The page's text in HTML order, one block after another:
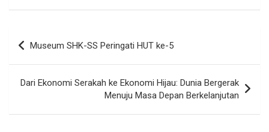
Navigasi
pos
Museum SHK-SS Peringati HUT ke-5
Dari Ekonomi Serakah ke Ekonomi Hijau: Dunia Bergerak
Menuju Masa Depan Berkelanjutan